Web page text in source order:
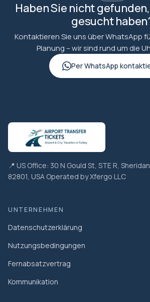
Haben Sie nicht
gesucht
Kontaktieren Sie uns über WhatsApp
Planung – wir sind rund um die
Per WhatsApp
📍 US Office: 30 N Gould St, STE R,
82801, USA Operated by Xfergo LLC
UNTERNEHMEN
Datenschutzerklärung
Nutzungsbedingungen
Fernabsatzvertrag
Kommunikation